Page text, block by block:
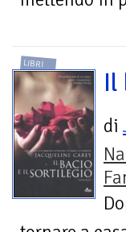
LIBRI
Il
di